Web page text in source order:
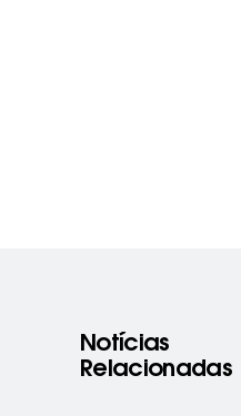
Notícias
Relacionadas